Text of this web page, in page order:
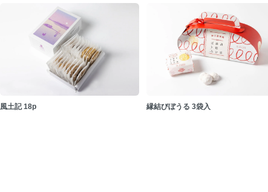
風土記 18p 縁結びぼうる 3袋入